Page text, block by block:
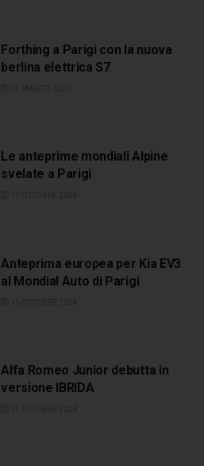
Forthing a Parigi con la nuova
berlina elettrica S7
Le anteprime mondiali Alpine
svelate a Parigi
Anteprima europea per Kia EV3
al Mondial Auto di Parigi
Alfa Romeo Junior debutta in
versione IBRIDA